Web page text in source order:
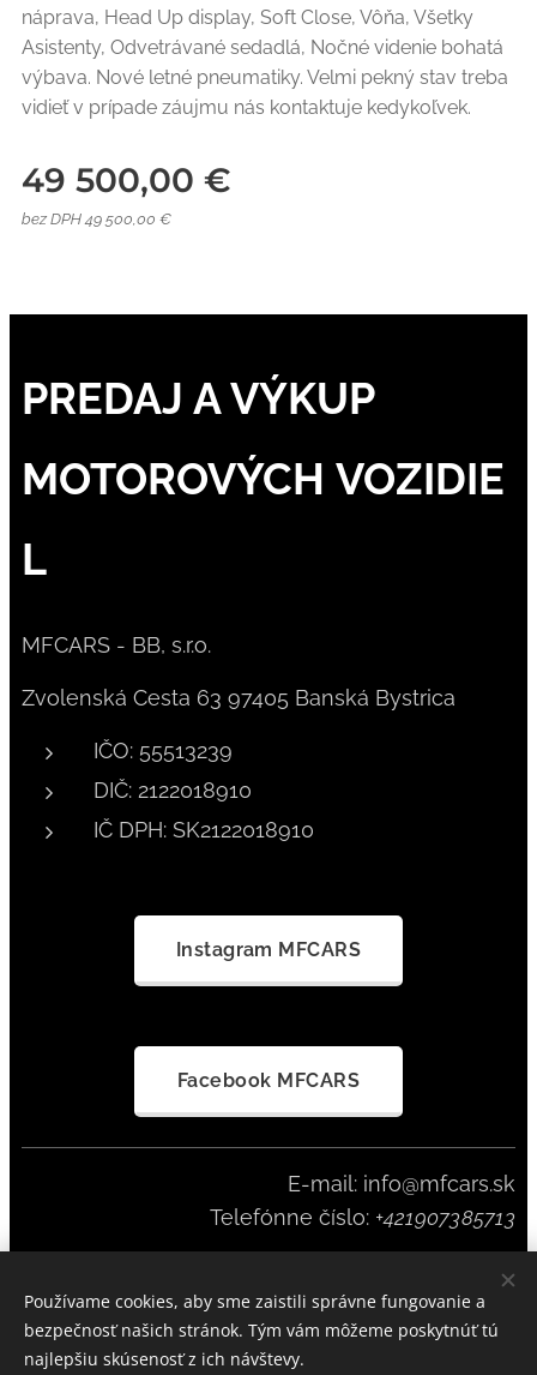
náprava, Head Up display, Soft Close, Vôňa, Všetky
Asistenty, Odvetrávané sedadlá, Nočné videnie bohatá
výbava. Nové letné pneumatiky. Velmi pekný stav treba
vidieť v prípade záujmu nás kontaktuje kedykoľvek.
49 500,00 €
bez DPH 49 500,00 €
PREDAJ A VÝKUP
MOTOROVÝCH VOZIDIE
L
MFCARS - BB, s.r.o.
Zvolenská Cesta 63 97405 Banská Bystrica
IČO: 55513239
DIČ: 2122018910
IČ DPH: SK2122018910
Instagram MFCARS
Facebook MFCARS
E-mail: info@mfcars.sk
Telefónne číslo: +421907385713
MFCARS SINCE 2023 Cookies
Používame cookies, aby sme zaistili správne fungovanie a
bezpečnosť našich stránok. Tým vám môžeme poskytnúť tú
najlepšiu skúsenosť z ich návštevy.